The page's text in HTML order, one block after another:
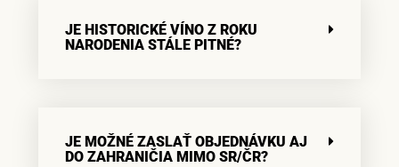
JE HISTORICKÉ VÍNO Z ROKU
NARODENIA STÁLE PITNÉ?
JE MOŽNÉ ZASLAŤ OBJEDNÁVKU AJ
DO ZAHRANIČIA MIMO SR/ČR?